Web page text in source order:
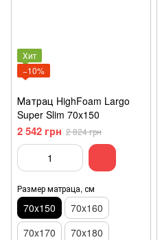
Хит
−10%
Матрац HighFoam Largo
Super Slim 70x150
2 542 грн 2 824 грн
Размер матраца, см
70x150
70x160
70x170
70x180